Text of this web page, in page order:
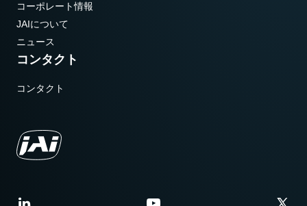
コーポレート情報
JAIについて
ニュース
コンタクト
コンタクト